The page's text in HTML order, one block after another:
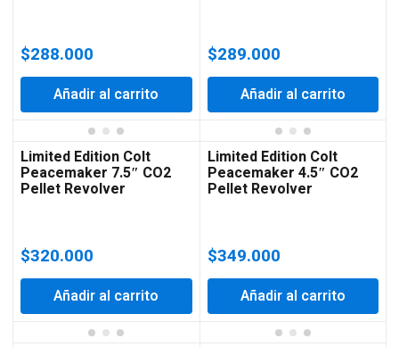
$288.000
Añadir al carrito
$289.000
Añadir al carrito
Limited Edition Colt
Peacemaker 7.5″ CO2
Pellet Revolver
$320.000
Añadir al carrito
Limited Edition Colt
Peacemaker 4.5″ CO2
Pellet Revolver
$349.000
Añadir al carrito